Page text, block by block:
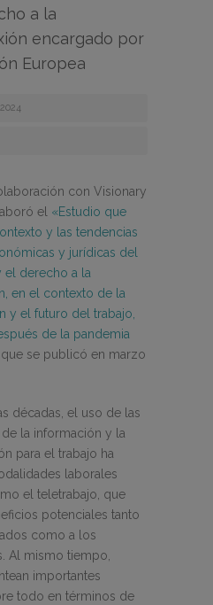
a la
encargado por
Europea
con Visionary
el «Estudio que
y las tendencias
y jurídicas del
el derecho a la
en el contexto de la
y el futuro del trabajo,
de la pandemia
que se publicó en marzo
décadas, el uso de las
la información y la
para el trabajo ha
laborales
el teletrabajo, que
potenciales tanto
como a los
Al mismo tiempo,
importantes
todo en términos de